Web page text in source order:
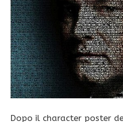
Dopo il character poster